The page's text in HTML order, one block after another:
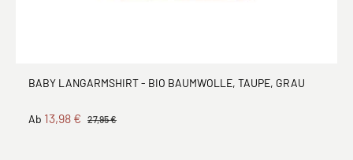
BABY LANGARMSHIRT - BIO BAUMWOLLE, TAUPE, GRAU
Ab 13,98 € 27,95 €